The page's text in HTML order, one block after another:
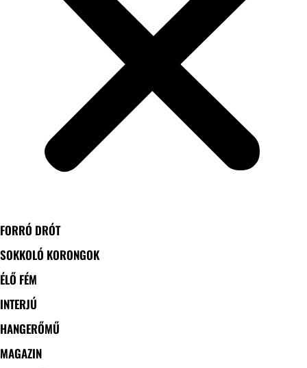
FORRÓ DRÓT
SOKKOLÓ KORONGOK
ÉLŐ FÉM
INTERJÚ
HANGERŐMŰ
MAGAZIN